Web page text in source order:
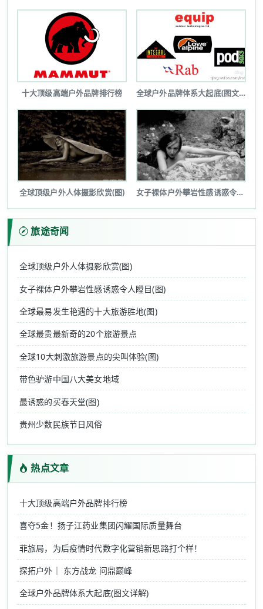
十大顶级高端户外品牌排行榜 全球户外品牌体系大起底(图文详解)
全球顶级户外人体摄影欣赏(图) 女子裸体户外攀岩性感诱惑令人瞠目(图...
旅途奇闻
全球顶级户外人体摄影欣赏(图)
女子裸体户外攀岩性感诱惑令人瞠目(图)
全球最易发生艳遇的十大旅游胜地(图)
全球最贵最新奇的20个旅游景点
全球10大刺激旅游景点的尖叫体验(图)
带色驴游中国八大美女地域
最诱惑的买春天堂(图)
贵州少数民族节日风俗
热点文章
十大顶级高端户外品牌排行榜
喜夺5金！扬子江药业集团闪耀国际质量舞台
菲旅局，为后疫情时代数字化营销新思路打个样！
探拓户外｜ 东方战龙 问鼎巅峰
全球户外品牌体系大起底(图文详解)